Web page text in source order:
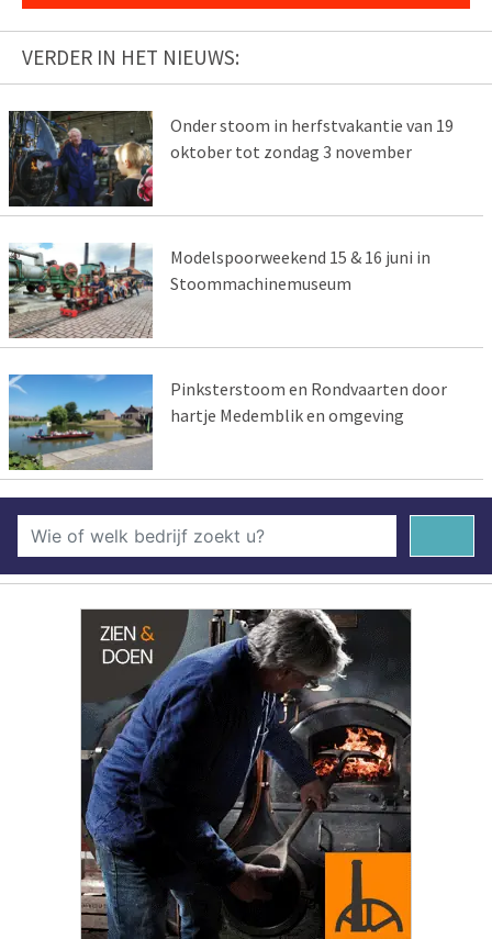
VERDER IN HET NIEUWS:
Onder stoom in herfstvakantie van 19
oktober tot zondag 3 november
Modelspoorweekend 15 & 16 juni in
Stoommachinemuseum
Pinksterstoom en Rondvaarten door
hartje Medemblik en omgeving